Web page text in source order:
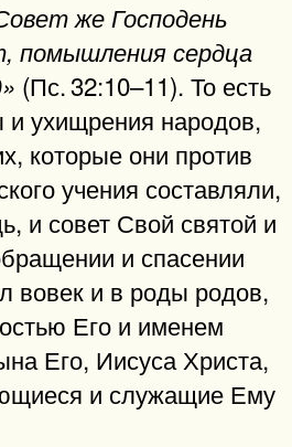
же Господень
помышления сердца
(Пс. 32:10–11). То есть
ухищрения народов,
которые они против
учения составляли,
и совет Свой святой и
и спасении
вовек и в роды родов,
Его и именем
Его, Иисуса Христа,
и служащие Ему